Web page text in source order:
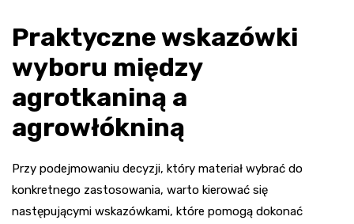
Praktyczne wskazówki
wyboru między
agrotkaniną a
agrowłókniną
Przy podejmowaniu decyzji, który materiał wybrać do
konkretnego zastosowania, warto kierować się
następującymi wskazówkami, które pomogą dokonać